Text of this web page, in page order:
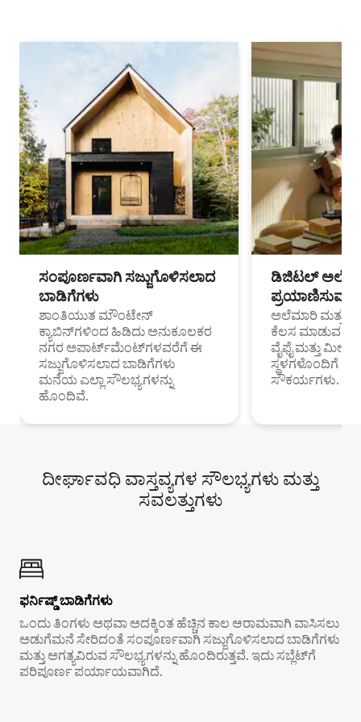
ಸಂಪೂರ್ಣವಾಗಿ ಸಜ್ಜುಗೊಳಿಸಲಾದ
ಬಾಡಿಗೆಗಳು
ಶಾಂತಿಯುತ ಮೌಂಟೇನ್
ಕ್ಯಾಬಿನ್‌ಗಳಿಂದ ಹಿಡಿದು ಅನುಕೂಲಕರ
ನಗರ ಅಪಾರ್ಟ್‌ಮೆಂಟ್‌ಗಳವರೆಗೆ ಈ
ಸಜ್ಜುಗೊಳಿಸಲಾದ ಬಾಡಿಗೆಗಳು
ಮನೆಯ ಎಲ್ಲಾ ಸೌಲಭ್ಯಗಳನ್ನು
ಹೊಂದಿವೆ.
ಡಿಜಿಟಲ್
ಪ್ರಯಾಣಿಸುವ
ಅಲೆಮಾರಿ ಮತ್ತು
ಕೆಲಸ ಮಾಡುವ
ವೈಫೈ ಮತ್ತು
ಸ್ಥಳಗಳೊಂದಿಗೆ
ಸೌಕರ್ಯಗಳು.
ದೀರ್ಘಾವಧಿ ವಾಸ್ತವ್ಯಗಳ ಸೌಲಭ್ಯಗಳು ಮತ್ತು
ಸವಲತ್ತುಗಳು
ಫರ್ನಿಷ್ಡ್ ಬಾಡಿಗೆಗಳು
ಒಂದು ತಿಂಗಳು ಅಥವಾ ಅದಕ್ಕಿಂತ ಹೆಚ್ಚಿನ ಕಾಲ ಆರಾಮವಾಗಿ ವಾಸಿಸಲು
ಅಡುಗೆಮನೆ ಸೇರಿದಂತೆ ಸಂಪೂರ್ಣವಾಗಿ ಸಜ್ಜುಗೊಳಿಸಲಾದ ಬಾಡಿಗೆಗಳು
ಮತ್ತು ಅಗತ್ಯವಿರುವ ಸೌಲಭ್ಯಗಳನ್ನು ಹೊಂದಿರುತ್ತವೆ. ಇದು ಸಬ್ಲೆಟ್‌ಗೆ
ಪರಿಪೂರ್ಣ ಪರ್ಯಾಯವಾಗಿದೆ.